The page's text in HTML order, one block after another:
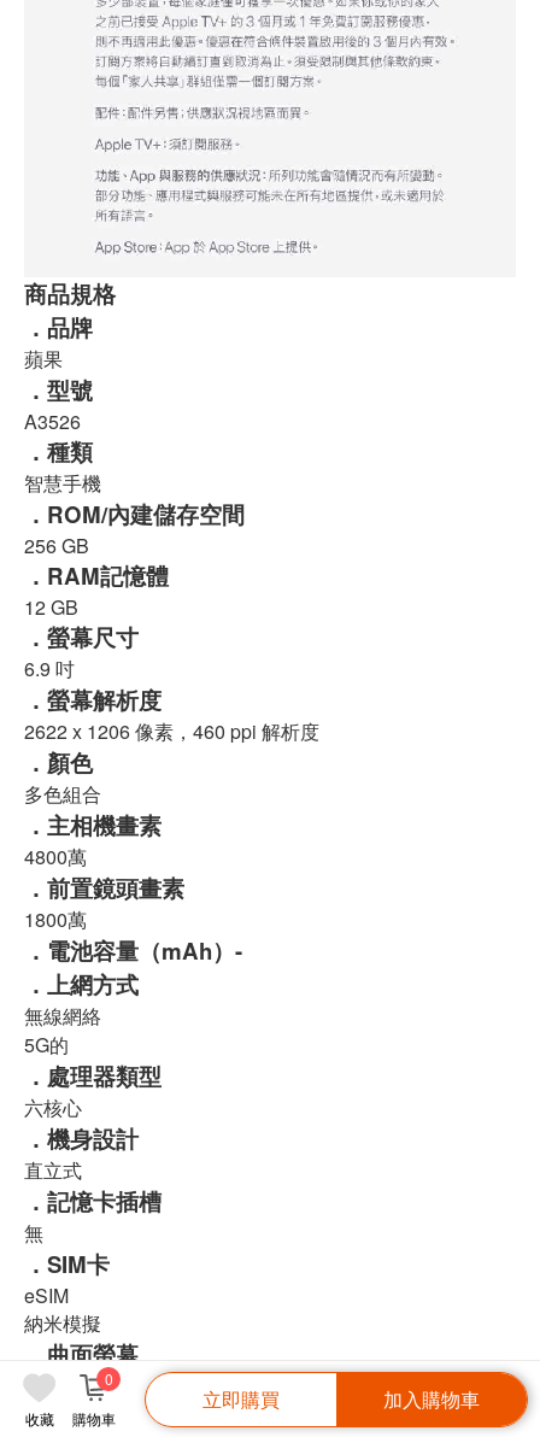
收藏 購物車
0
立即購買 加入購物車
商品規格
．品牌
蘋果
．型號
A3526
．種類
智慧手機
．ROM/內建儲存空間
256 GB
．RAM記憶體
12 GB
．螢幕尺寸
6.9 吋
．螢幕解析度
2622 x 1206 像素，460 ppi 解析度
．顏色
多色組合
．主相機畫素
4800萬
．前置鏡頭畫素
1800萬
．電池容量（mAh）-
．上網方式
無線網絡
5G的
．處理器類型
六核心
．機身設計
直立式
．記憶卡插槽
無
．SIM卡
eSIM
納米模擬
．曲面螢幕
否
．螢幕技術